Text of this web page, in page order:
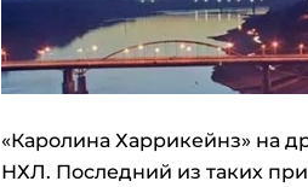
«Каролина Харрикейнз» на
НХЛ. Последний из таких